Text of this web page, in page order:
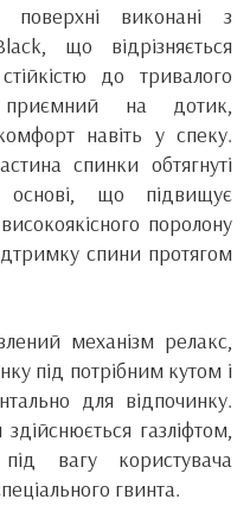
виконані з
що відрізняється
до тривалого
приємний на дотик,
навіть у спеку.
спинки обтягнуті
основі, що підвищує
поролону
спини протягом
механізм релакс,
під потрібним кутом і
для відпочинку.
газліфтом,
вагу користувача
гвинта.